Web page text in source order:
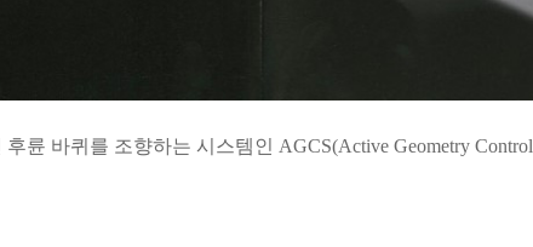
후륜 바퀴를 조향하는 시스템인 AGCS(Active Geometry Control